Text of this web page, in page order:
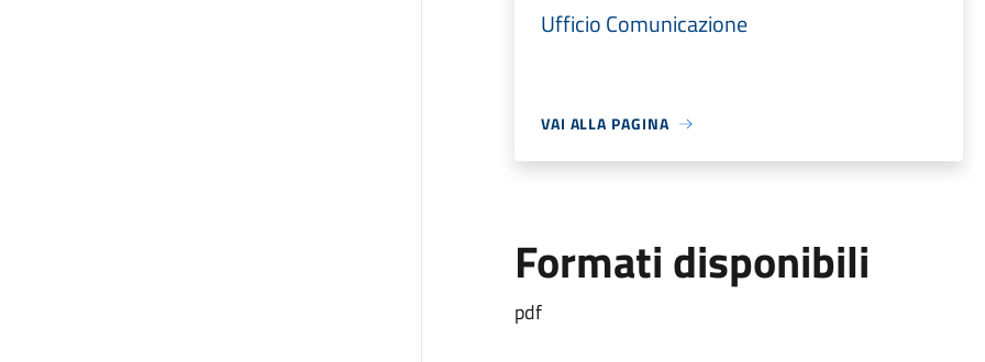
Ufficio Comunicazione
VAI ALLA PAGINA
Formati disponibili
pdf